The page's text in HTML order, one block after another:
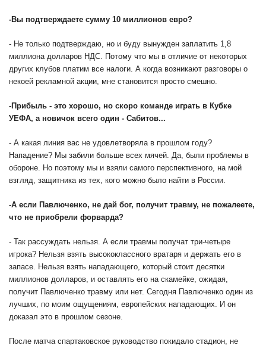
-Вы подтверждаете сумму 10 миллионов евро?
- Не только подтверждаю, но и буду вынужден заплатить 1,8
миллиона долларов НДС. Потому что мы в отличие от некоторых
других клубов платим все налоги. А когда возникают разговоры о
некоей рекламной акции, мне становится просто смешно.
-Прибыль - это хорошо, но скоро команде играть в Кубке
УЕФА, а новичок всего один - Сабитов...
- А какая линия вас не удовлетворяла в прошлом году?
Нападение? Мы забили больше всех мячей. Да, были проблемы в
обороне. Но поэтому мы и взяли самого перспективного, на мой
взгляд, защитника из тех, кого можно было найти в России.
-А если Павлюченко, не дай бог, получит травму, не пожалеете,
что не приобрели форварда?
- Так рассуждать нельзя. А если травмы получат три-четыре
игрока? Нельзя взять высококлассного вратаря и держать его в
запасе. Нельзя взять нападающего, который стоит десятки
миллионов долларов, и оставлять его на скамейке, ожидая,
получит Павлюченко травму или нет. Сегодня Павлюченко один из
лучших, по моим ощущениям, европейских нападающих. И он
доказал это в прошлом сезоне.
После матча спартаковское руководство покидало стадион, не